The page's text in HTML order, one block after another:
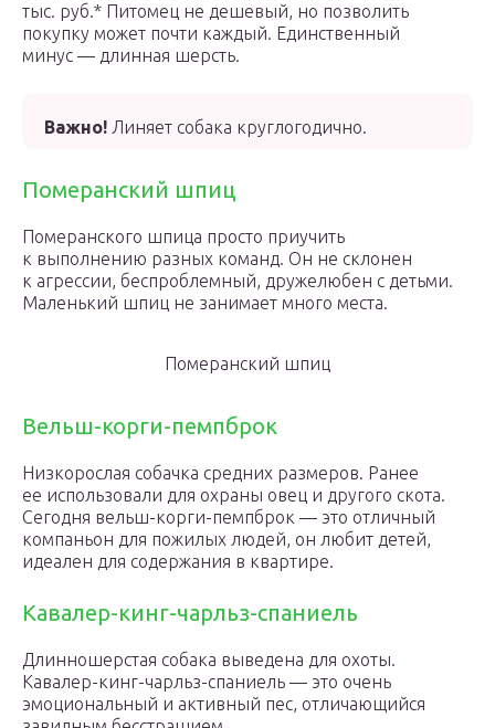
тыс. руб.* Питомец не дешевый, но позволить
покупку может почти каждый. Единственный
минус — длинная шерсть.
Важно! Линяет собака круглогодично.
Померанский шпиц
Померанского шпица просто приучить
к выполнению разных команд. Он не склонен
к агрессии, беспроблемный, дружелюбен с детьми.
Маленький шпиц не занимает много места.
Померанский шпиц
Вельш-корги-пемпброк
Низкорослая собачка средних размеров. Ранее
ее использовали для охраны овец и другого скота.
Сегодня вельш-корги-пемпброк — это отличный
компаньон для пожилых людей, он любит детей,
идеален для содержания в квартире.
Кавалер-кинг-чарльз-спаниель
Длинношерстая собака выведена для охоты.
Кавалер-кинг-чарльз-спаниель — это очень
эмоциональный и активный пес, отличающийся